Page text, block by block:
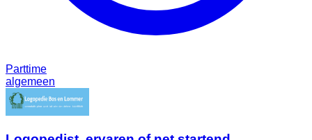
Parttime
algemeen